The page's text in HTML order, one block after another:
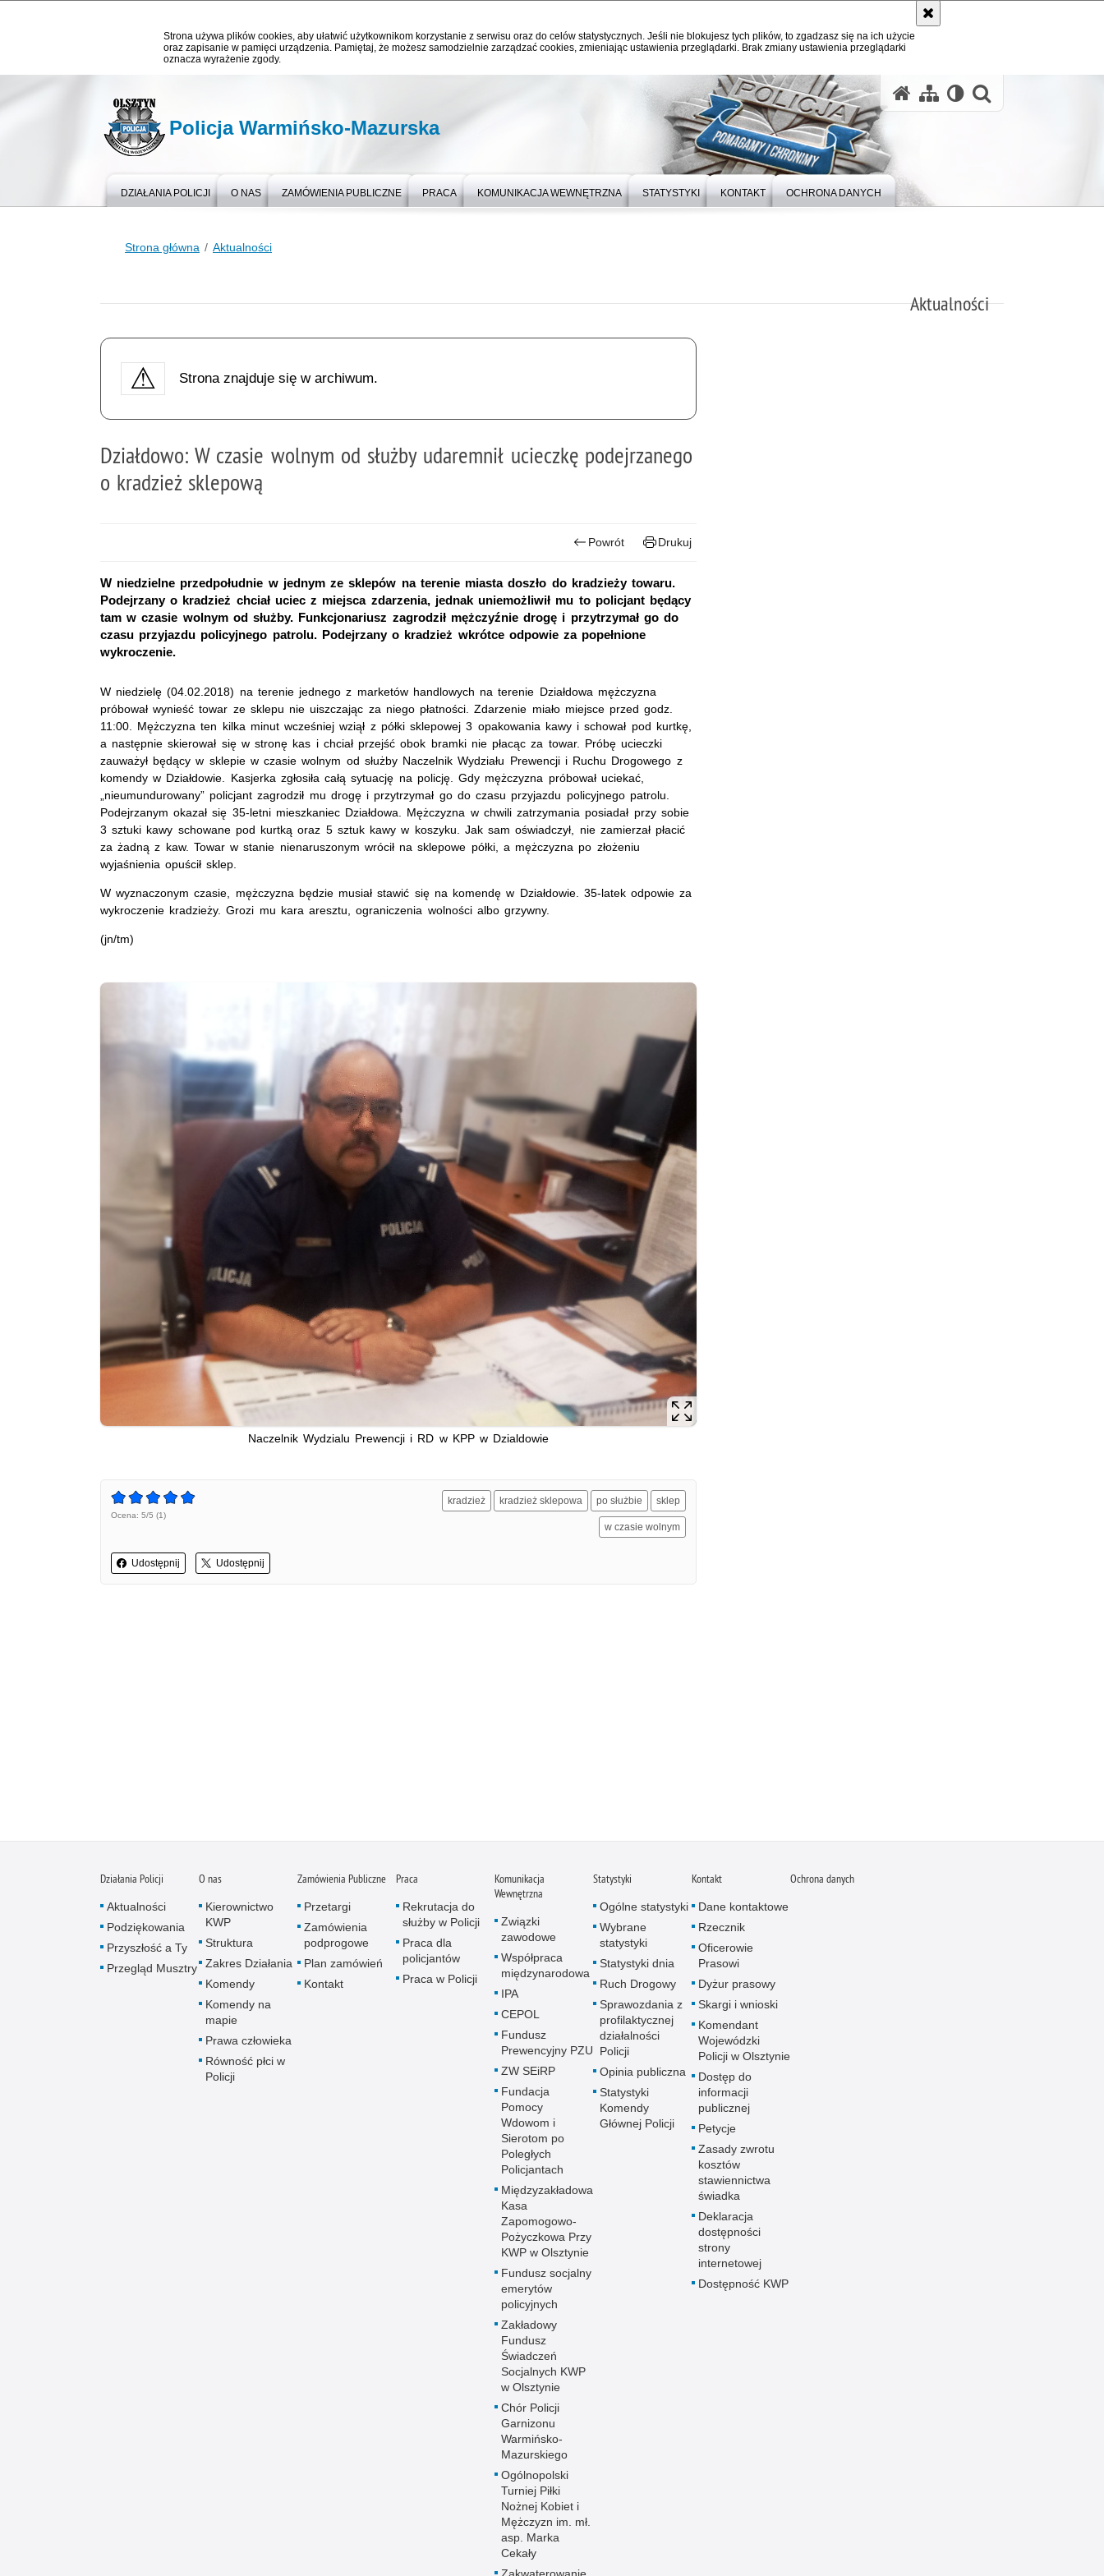
Strona używa plików cookies, aby ułatwić użytkownikom korzystanie z serwisu oraz do celów statystycznych. Jeśli nie blokujesz tych plików, to zgadzasz się na ich użycie
oraz zapisanie w pamięci urządzenia. Pamiętaj, że możesz samodzielnie zarządzać cookies, zmieniając ustawienia przeglądarki. Brak zmiany ustawienia przeglądarki
oznacza wyrażenie zgody.
Policja Warmińsko-Mazurska
DZIAŁANIA POLICJI O NAS ZAMÓWIENIA PUBLICZNE PRACA KOMUNIKACJA WEWNĘTRZNA STATYSTYKI KONTAKT OCHRONA DANYCH
Strona główna Aktualności
Aktualności
Strona znajduje się w archiwum.
Działdowo: W czasie wolnym od służby udaremnił ucieczkę podejrzanego
o kradzież sklepową
Powrót Drukuj
W niedzielne przedpołudnie w jednym ze sklepów na terenie miasta doszło do kradzieży towaru.
Podejrzany o kradzież chciał uciec z miejsca zdarzenia, jednak uniemożliwił mu to policjant będący
tam w czasie wolnym od służby. Funkcjonariusz zagrodził mężczyźnie drogę i przytrzymał go do
czasu przyjazdu policyjnego patrolu. Podejrzany o kradzież wkrótce odpowie za popełnione
wykroczenie.
W niedzielę (04.02.2018) na terenie jednego z marketów handlowych na terenie Działdowa mężczyzna
próbował wynieść towar ze sklepu nie uiszczając za niego płatności. Zdarzenie miało miejsce przed godz.
11:00. Mężczyzna ten kilka minut wcześniej wziął z półki sklepowej 3 opakowania kawy i schował pod kurtkę,
a następnie skierował się w stronę kas i chciał przejść obok bramki nie płacąc za towar. Próbę ucieczki
zauważył będący w sklepie w czasie wolnym od służby Naczelnik Wydziału Prewencji i Ruchu Drogowego z
komendy w Działdowie. Kasjerka zgłosiła całą sytuację na policję. Gdy mężczyzna próbował uciekać,
„nieumundurowany” policjant zagrodził mu drogę i przytrzymał go do czasu przyjazdu policyjnego patrolu.
Podejrzanym okazał się 35-letni mieszkaniec Działdowa. Mężczyzna w chwili zatrzymania posiadał przy sobie
3 sztuki kawy schowane pod kurtką oraz 5 sztuk kawy w koszyku. Jak sam oświadczył, nie zamierzał płacić
za żadną z kaw. Towar w stanie nienaruszonym wrócił na sklepowe półki, a mężczyzna po złożeniu
wyjaśnienia opuścił sklep.
W wyznaczonym czasie, mężczyzna będzie musiał stawić się na komendę w Działdowie. 35-latek odpowie za
wykroczenie kradzieży. Grozi mu kara aresztu, ograniczenia wolności albo grzywny.
(jn/tm)
Naczelnik Wydzialu Prewencji i RD w KPP w Dzialdowie
Ocena: 5/5 (1)
Udostępnij Udostępnij
kradzież kradzież sklepowa po służbie sklep
w czasie wolnym
Działania Policji
Aktualności
Podziękowania
Przyszłość a Ty
Przegląd Musztry
O nas
Kierownictwo
KWP
Struktura
Zakres Działania
Komendy
Komendy na
mapie
Prawa człowieka
Równość płci w
Policji
Zamówienia Publiczne
Przetargi
Zamówienia
podprogowe
Plan zamówień
Kontakt
Praca
Rekrutacja do
służby w Policji
Praca dla
policjantów
Praca w Policji
Komunikacja
Wewnętrzna
Związki
zawodowe
Współpraca
międzynarodowa
IPA
CEPOL
Fundusz
Prewencyjny PZU
ZW SEiRP
Fundacja
Pomocy
Wdowom i
Sierotom po
Poległych
Policjantach
Międzyzakładowa
Kasa
Zapomogowo-
Pożyczkowa Przy
KWP w Olsztynie
Fundusz socjalny
emerytów
policyjnych
Zakładowy
Fundusz
Świadczeń
Socjalnych KWP
w Olsztynie
Chór Policji
Garnizonu
Warmińsko-
Mazurskiego
Ogólnopolski
Turniej Piłki
Nożnej Kobiet i
Mężczyzn im. mł.
asp. Marka
Cekały
Zakwaterowanie
Statystyki
Ogólne statystyki
Wybrane
statystyki
Statystyki dnia
Ruch Drogowy
Sprawozdania z
profilaktycznej
działalności
Policji
Opinia publiczna
Statystyki
Komendy
Głównej Policji
Kontakt
Dane kontaktowe
Rzecznik
Oficerowie
Prasowi
Dyżur prasowy
Skargi i wnioski
Komendant
Wojewódzki
Policji w Olsztynie
Dostęp do
informacji
publicznej
Petycje
Zasady zwrotu
kosztów
stawiennictwa
świadka
Deklaracja
dostępności
strony
internetowej
Dostępność KWP
Ochrona danych